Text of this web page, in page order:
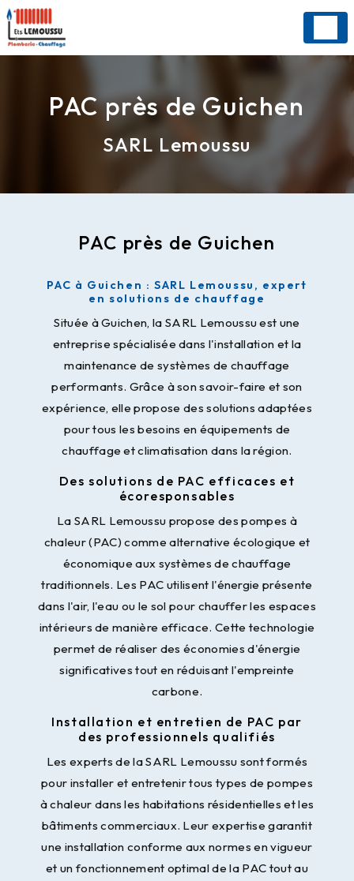
PAC près de Guichen
SARL Lemoussu
PAC près de Guichen
PAC à Guichen : SARL Lemoussu, expert
en solutions de chauffage
Située à Guichen, la SARL Lemoussu est une
entreprise spécialisée dans l'installation et la
maintenance de systèmes de chauffage
performants. Grâce à son savoir-faire et son
expérience, elle propose des solutions adaptées
pour tous les besoins en équipements de
chauffage et climatisation dans la région.
Des solutions de PAC efficaces et
écoresponsables
La SARL Lemoussu propose des pompes à
chaleur (PAC) comme alternative écologique et
économique aux systèmes de chauffage
traditionnels. Les PAC utilisent l'énergie présente
dans l'air, l'eau ou le sol pour chauffer les espaces
intérieurs de manière efficace. Cette technologie
permet de réaliser des économies d'énergie
significatives tout en réduisant l'empreinte
carbone.
Installation et entretien de PAC par
des professionnels qualifiés
Les experts de la SARL Lemoussu sont formés
pour installer et entretenir tous types de pompes
à chaleur dans les habitations résidentielles et les
bâtiments commerciaux. Leur expertise garantit
une installation conforme aux normes en vigueur
et un fonctionnement optimal de la PAC tout au
Panneau de gestion des cookies